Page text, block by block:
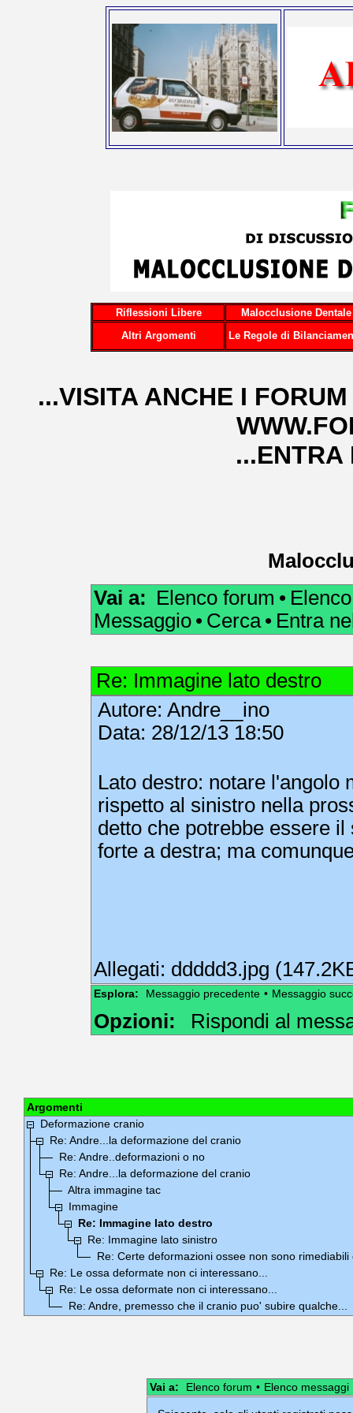
Riflessioni Libere
Malocclusione Dentale
Altri Argomenti
Le Regole di
...VISITA ANCHE I
...ENTRA
Vai a: Elenco forum •
Messaggio • Cerca • Entra
Re: Immagine lato destro
Autore: Andre__ino
Data: 28/12/13 18:50
Lato destro: notare l'angolo
rispetto al sinistro nella
detto che potrebbe essere
forte a destra; ma
Allegati: ddddd3.jpg
Esplora: Messaggio precedente • Messaggio
Opzioni: Rispondi al
Argomenti
Deformazione cranio
Re: Andre...la deformazione del cranio
Re: Andre..deformazioni o no
Re: Andre...la deformazione del cranio
Altra immagine tac
Immagine
Re: Immagine lato destro
Re: Immagine lato sinistro
Re: Certe deformazioni ossee non sono
Re: Le ossa deformate non ci interessano...
Re: Le ossa deformate non ci interessano...
Re: Andre, premesso che il cranio puo' subire qualche...
Vai a: Elenco forum • Elenco messaggi